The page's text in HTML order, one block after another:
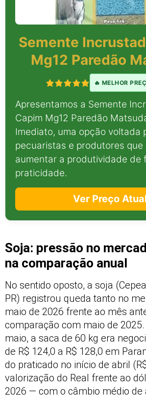
Semente
Mg12 Paredão
🔥 MELHOR
Apresentamos a Semente
Capim Mg12 Paredão
Imediato, uma opção voltada
pecuaristas e produtores que
aumentar a produtividade de
praticidade.
Ver Preço
Soja: pressão no
na comparação anual
No sentido oposto, a soja
PR) registrou queda tanto no
maio de 2026 frente ao mês
comparação com maio de
maio, a saca de 60 kg era
de R$ 124,0 a R$ 128,0 em
do praticado no início de abril
valorização do Real frente ao
2026 — com o câmbio médio de